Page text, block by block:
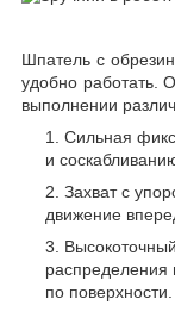
Шпатель с
удобно работать.
выполнении
Сильная
и
Захват с
движение
распределения
по поверхности.